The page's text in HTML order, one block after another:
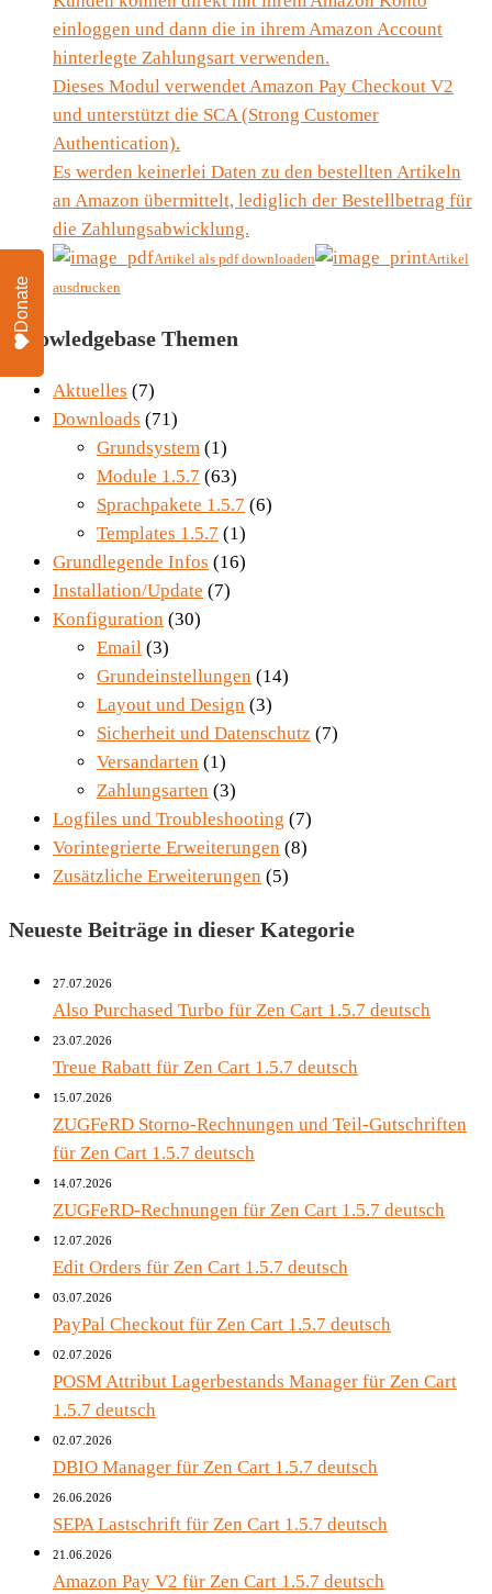
einloggen und dann die in ihrem Amazon Account
hinterlegte Zahlungsart verwenden.
Dieses Modul verwendet Amazon Pay Checkout V2
und unterstützt die SCA (Strong Customer
Authentication).
Es werden keinerlei Daten zu den bestellten Artikeln
an Amazon übermittelt, lediglich der Bestellbetrag für
die Zahlungsabwicklung.
Artikel als pdf downloaden
Artikel
ausdrucken
Knowledgebase Themen
Aktuelles (7)
Downloads (71)
Grundsystem (1)
Module 1.5.7 (63)
Sprachpakete 1.5.7 (6)
Templates 1.5.7 (1)
Grundlegende Infos (16)
Installation/Update (7)
Konfiguration (30)
Email (3)
Grundeinstellungen (14)
Layout und Design (3)
Sicherheit und Datenschutz (7)
Versandarten (1)
Zahlungsarten (3)
Logfiles und Troubleshooting (7)
Vorintegrierte Erweiterungen (8)
Zusätzliche Erweiterungen (5)
Neueste Beiträge in dieser Kategorie
27.07.2026
Also Purchased Turbo für Zen Cart 1.5.7 deutsch
23.07.2026
Treue Rabatt für Zen Cart 1.5.7 deutsch
15.07.2026
ZUGFeRD Storno-Rechnungen und Teil-Gutschriften
für Zen Cart 1.5.7 deutsch
14.07.2026
ZUGFeRD-Rechnungen für Zen Cart 1.5.7 deutsch
12.07.2026
Edit Orders für Zen Cart 1.5.7 deutsch
03.07.2026
PayPal Checkout für Zen Cart 1.5.7 deutsch
02.07.2026
POSM Attribut Lagerbestands Manager für Zen Cart
1.5.7 deutsch
02.07.2026
DBIO Manager für Zen Cart 1.5.7 deutsch
26.06.2026
SEPA Lastschrift für Zen Cart 1.5.7 deutsch
21.06.2026
Amazon Pay V2 für Zen Cart 1.5.7 deutsch
Donate